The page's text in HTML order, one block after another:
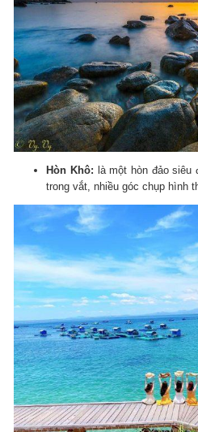
Hòn Khô: là một hòn đảo
trong vắt, nhiều góc chụp hình